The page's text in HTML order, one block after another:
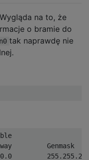
na to, że
o bramie do
tak naprawdę nie
Genmask